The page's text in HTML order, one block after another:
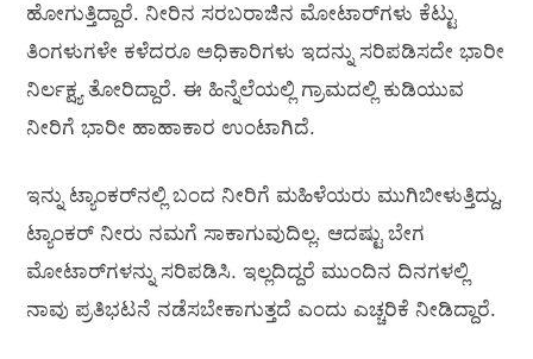
ಹೋಗುತ್ತಿದ್ದಾರೆ. ನೀರಿನ ಸರಬರಾಜಿನ ಮೋಟಾರ್‌ಗಳು ಕೆಟ್ಟು
ತಿಂಗಳುಗಳೇ ಕಳೆದರೂ ಅಧಿಕಾರಿಗಳು ಇದನ್ನು ಸರಿಪಡಿಸದೇ ಭಾರೀ
ನಿರ್ಲಕ್ಷ್ಯ ತೋರಿದ್ದಾರೆ. ಈ ಹಿನ್ನೆಲೆಯಲ್ಲಿ ಗ್ರಾಮದಲ್ಲಿ ಕುಡಿಯುವ
ನೀರಿಗೆ ಭಾರೀ ಹಾಹಾಕಾರ ಉಂಟಾಗಿದೆ.
ಇನ್ನು ಟ್ಯಾಂಕರ್‌ನಲ್ಲಿ ಬಂದ ನೀರಿಗೆ ಮಹಿಳೆಯರು ಮುಗಿಬೀಳುತ್ತಿದ್ದು,
ಟ್ಯಾಂಕರ್‌ ನೀರು ನಮಗೆ ಸಾಕಾಗುವುದಿಲ್ಲ. ಆದಷ್ಟು ಬೇಗ
ಮೋಟಾರ್‌ಗಳನ್ನು ಸರಿಪಡಿಸಿ. ಇಲ್ಲದಿದ್ದರೆ ಮುಂದಿನ ದಿನಗಳಲ್ಲಿ
ನಾವು ಪ್ರತಿಭಟನೆ ನಡೆಸಬೇಕಾಗುತ್ತದೆ ಎಂದು ಎಚ್ಚರಿಕೆ ನೀಡಿದ್ದಾರೆ.